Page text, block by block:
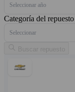
Seleccionar año
Categoría del repuesto
Seleccionar